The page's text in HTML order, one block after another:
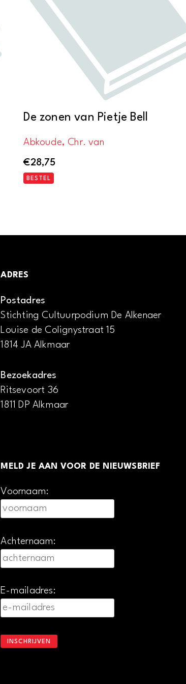
van
Herman
Vogel
aantal
De zonen van Pietje Bell
Abkoude, Chr. van
€28,75
BESTEL
ADRES
Postadres
Stichting Cultuurpodium De Alkenaer
Louise de Colignystraat 15
1814 JA Alkmaar
Bezoekadres
Ritsevoort 36
1811 DP Alkmaar
MELD JE AAN VOOR DE NIEUWSBRIEF
Voornaam:
Achternaam:
E-mailadres: